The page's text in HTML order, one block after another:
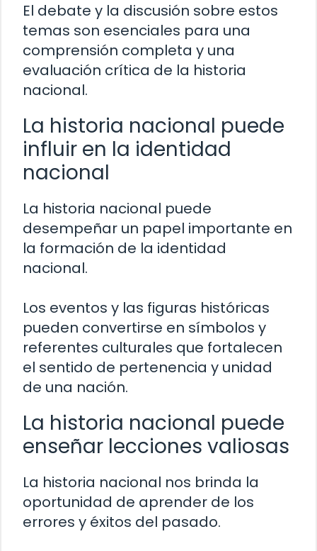
El debate y la discusión sobre estos
temas son esenciales para una
comprensión completa y una
evaluación crítica de la historia
nacional.
La historia nacional puede
influir en la identidad
nacional
La historia nacional puede
desempeñar un papel importante en
la formación de la identidad
nacional.
Los eventos y las figuras históricas
pueden convertirse en símbolos y
referentes culturales que fortalecen
el sentido de pertenencia y unidad
de una nación.
La historia nacional puede
enseñar lecciones valiosas
La historia nacional nos brinda la
oportunidad de aprender de los
errores y éxitos del pasado.